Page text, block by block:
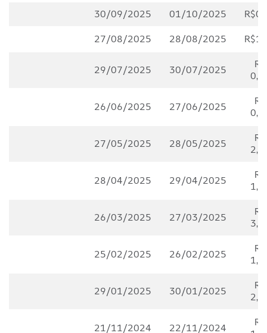
30/09/2025 01/10/2025
27/08/2025 28/08/2025
29/07/2025 30/07/2025
R$
26/06/2025 27/06/2025
R$
27/05/2025 28/05/2025
R$
28/04/2025 29/04/2025
R$
26/03/2025 27/03/2025
R$
25/02/2025 26/02/2025
R$
29/01/2025 30/01/2025
R$
21/11/2024 22/11/2024
R$